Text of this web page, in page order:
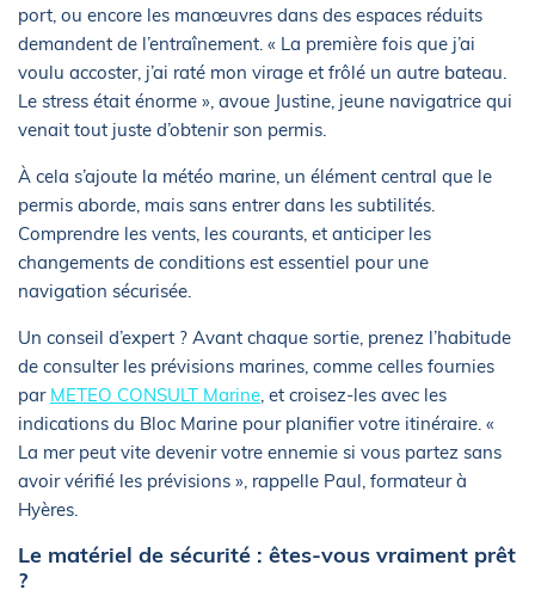
port, ou encore les manœuvres dans des espaces réduits
demandent de l’entraînement. « La première fois que j’ai
voulu accoster, j’ai raté mon virage et frôlé un autre bateau.
Le stress était énorme », avoue Justine, jeune navigatrice qui
venait tout juste d’obtenir son permis.
À cela s’ajoute la météo marine, un élément central que le
permis aborde, mais sans entrer dans les subtilités.
Comprendre les vents, les courants, et anticiper les
changements de conditions est essentiel pour une
navigation sécurisée.
Un conseil d’expert ? Avant chaque sortie, prenez l’habitude
de consulter les prévisions marines, comme celles fournies
par METEO CONSULT Marine, et croisez-les avec les
indications du Bloc Marine pour planifier votre itinéraire. «
La mer peut vite devenir votre ennemie si vous partez sans
avoir vérifié les prévisions », rappelle Paul, formateur à
Hyères.
Le matériel de sécurité : êtes-vous vraiment prêt
?